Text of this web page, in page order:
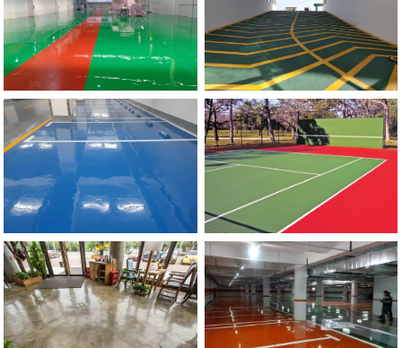
动
滑
郑
州
市
政
委
停
车
场
防
坡 河南硅PU球场地坪
环氧复古地坪 郑
州
环
氧
自
流
平
地
坪施
工